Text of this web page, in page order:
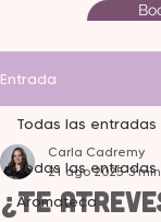
Entrada
Todas las entradas
Aromateca
Todas las entradas
¿Te
Carla Cadremy
21 ago 2025 3